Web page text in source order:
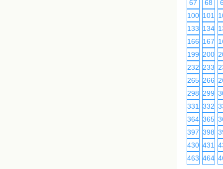
67
68
100 101
133 134
166 167
199 200
232 233
265 266
298 299
331
332
364 365
397 398
430 431
463 464